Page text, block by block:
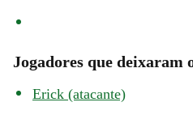
Jogadores que deixaram
Erick (atacante)